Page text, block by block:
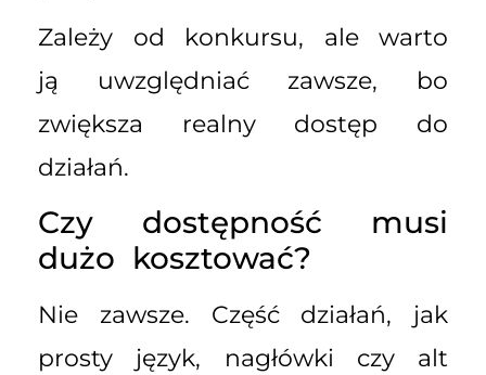
Zależy od konkursu, ale warto
ją uwzględniać zawsze, bo
zwiększa realny dostęp do
działań.
Czy dostępność musi
dużo kosztować?
Nie zawsze. Część działań, jak
prosty język, nagłówki czy alt